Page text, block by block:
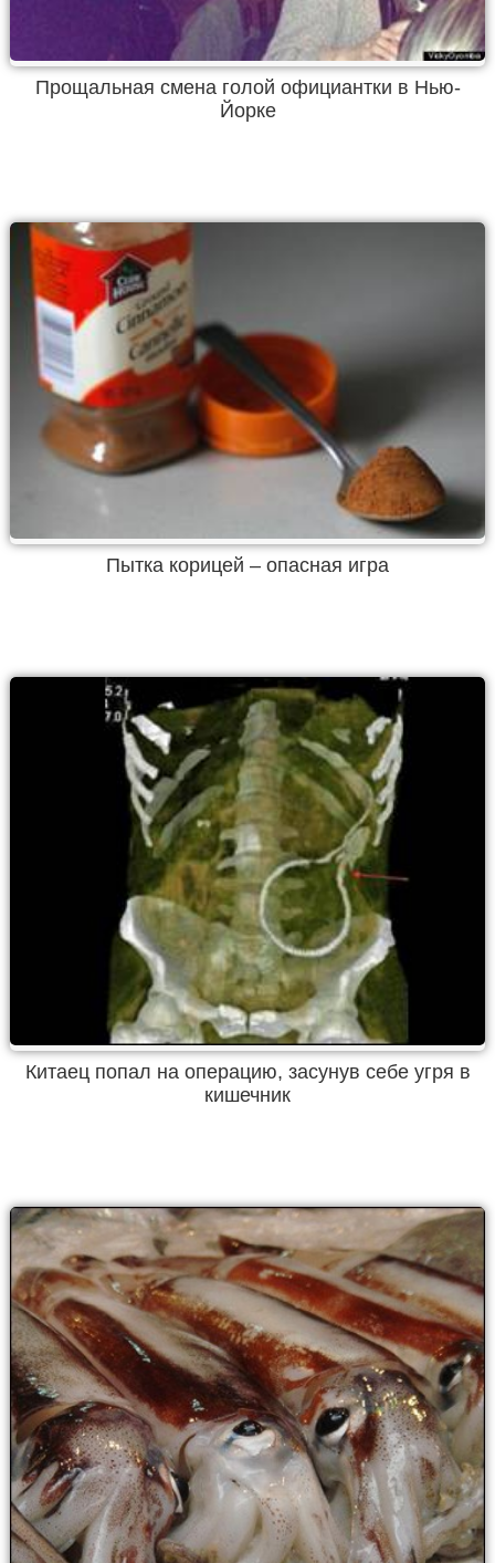
Прощальная смена голой официантки в Нью-
Йорке
Пытка корицей – опасная игра
Китаец попал на операцию, засунув себе угря в
кишечник